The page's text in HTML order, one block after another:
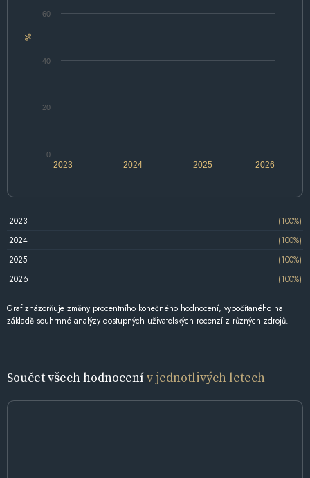
%
2024 2026
2023 2025
0
20
40
60
2023
(100%)
2024
(100%)
2025
(100%)
2026
(100%)
Graf znázorňuje změny procentního konečného hodnocení, vypočítaného na
základě souhrnné analýzy dostupných uživatelských recenzí z různých zdrojů.
Součet všech hodnocenív jednotlivých letech